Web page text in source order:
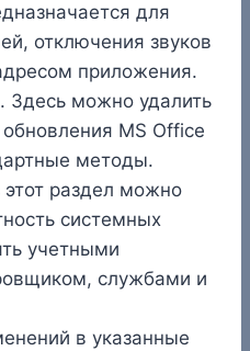
для
отключения звуков
приложения.
Здесь можно удалить
MS Office
методы.
этот раздел можно
системных
учетными
службами и
в указанные